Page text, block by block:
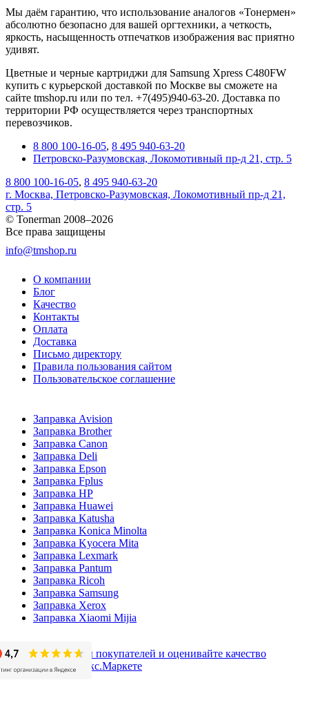
Мы даём гарантию, что использование аналогов «Тонермен»
абсолютно безопасно для вашей оргтехники, а четкость,
яркость, насыщенность отпечатков изображения вас приятно
удивят.
Цветные и черные картриджи для Samsung Xpress C480FW
купить с курьерской доставкой по Москве вы сможете на
сайте tmshop.ru или по тел. +7(495)940-63-20. Доставка по
территории РФ осуществляется через транспортных
перевозчиков.
8 800 100-16-05, 8 495 940-63-20
Петровско-Разумовская, Локомотивный пр-д 21, стр. 5
8 800 100-16-05, 8 495 940-63-20
г. Москва, Петровско-Разумовская, Локомотивный пр-д 21,
стр. 5
© Tonerman 2008–2026
Все права защищены
info@tmshop.ru
О компании
Блог
Качество
Контакты
Оплата
Доставка
Письмо директору
Правила пользования сайтом
Пользовательское соглашение
Заправка Avision
Заправка Brother
Заправка Canon
Заправка Deli
Заправка Epson
Заправка Fplus
Заправка HP
Заправка Huawei
Заправка Katusha
Заправка Konica Minolta
Заправка Kyocera Mita
Заправка Lexmark
Заправка Pantum
Заправка Ricoh
Заправка Samsung
Заправка Xerox
Заправка Xiaomi Mijia